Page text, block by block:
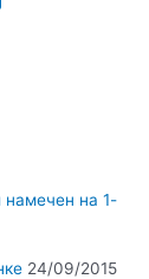
намечен на 1-
24/09/2015